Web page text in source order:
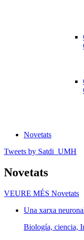
Novetats
Tweets by Satdi_UMH
Novetats
VEURE MÉS Novetats
Una xarxa
Biología, ciencia,